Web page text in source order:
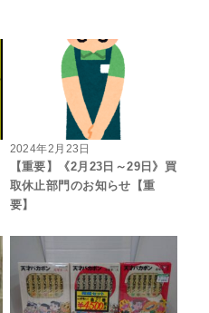
2024年2月23日
【重要】《2月23日～29日》買
取休止部門のお知らせ【重
要】